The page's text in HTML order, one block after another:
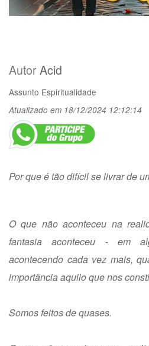
AutorAcid
Assunto Espiritualidade
Atualizado em 18/12/2024 12:12:14
Por que é tão difícil se livrar de
O que não aconteceu na
fantasia aconteceu - em
acontecendo cada vez mais,
importância aquilo que nos
Somos feitos de quases.